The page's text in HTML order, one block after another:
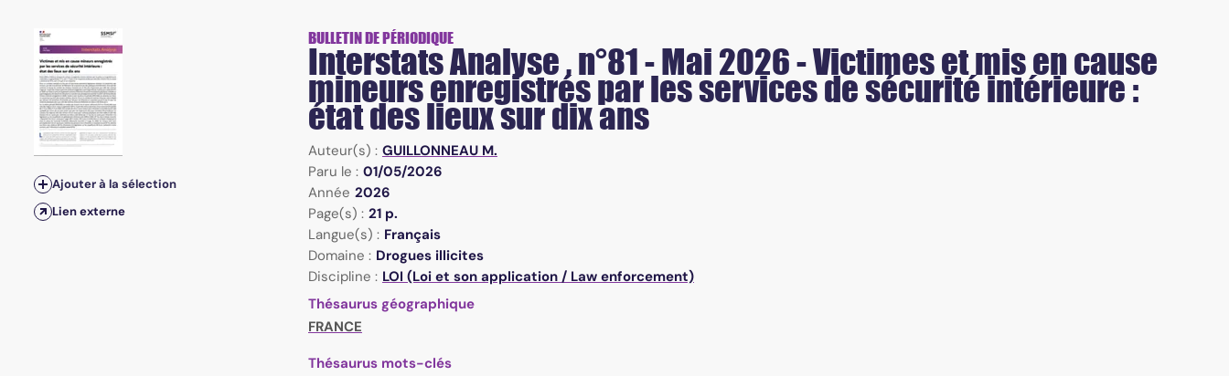
n°81 - Mai 2026 - Victimes et mis en cause mineurs enregistrés par les services de sécurité intérieure : état des lieux sur dix ans
Ajouter à la sélection
Lien externe
BULLETIN DE PÉRIODIQUE
Interstats Analyse , n°81 - Mai 2026 - Victimes et mis en cause
mineurs enregistrés par les services de sécurité intérieure :
état des lieux sur dix ans
Auteur(s) : GUILLONNEAU M.
Paru le : 01/05/2026
Année 2026
Page(s) : 21 p.
Langue(s) : Français
Domaine : Drogues illicites
Discipline : LOI (Loi et son application / Law enforcement)
Thésaurus géographique
FRANCE
Thésaurus mots-clés